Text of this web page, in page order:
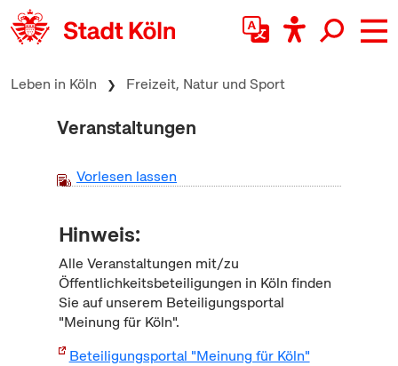
zum Inhalt springen
Leben in Köln Freizeit, Natur und Sport
Veranstaltungen
Vorlesen lassen
Hinweis:
Alle Veranstaltungen mit/zu
Öffentlichkeitsbeteiligungen in Köln finden
Sie auf unserem Beteiligungsportal
"Meinung für Köln".
Beteiligungsportal "Meinung für Köln"